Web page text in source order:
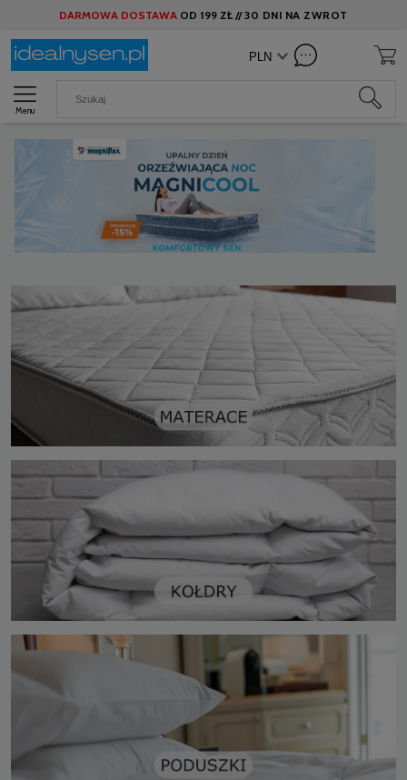
DARMOWA DOSTAWA OD 199 ZŁ //30 DNI NA ZWROT
Menu